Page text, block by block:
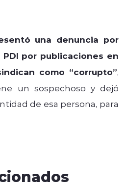
una denuncia por
por publicaciones en
como “corrupto”,
un sospechoso y dejó
de esa persona, para